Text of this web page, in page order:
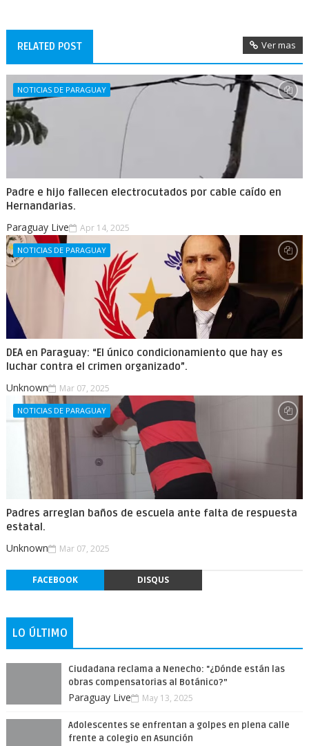
RELATED POST Ver mas
NOTICIAS DE PARAGUAY
Padre e hijo fallecen electrocutados por cable caído en
Hernandarias.
Paraguay Live Apr 14, 2025
NOTICIAS DE PARAGUAY
DEA en Paraguay: “El único condicionamiento que hay es
luchar contra el crimen organizado”.
Unknown Mar 07, 2025
NOTICIAS DE PARAGUAY
Padres arreglan baños de escuela ante falta de respuesta
estatal.
Unknown Mar 07, 2025
FACEBOOK DISQUS
LO ÚLTIMO
Ciudadana reclama a Nenecho: "¿Dónde están las
obras compensatorias al Botánico?”
Paraguay Live May 13, 2025
Adolescentes se enfrentan a golpes en plena calle
frente a colegio en Asunción